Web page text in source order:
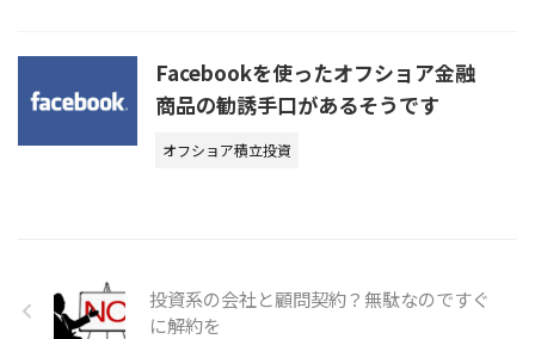
Facebookを使ったオフショア金融
商品の勧誘手口があるそうです
オフショア積立投資
投資系の会社と顧問契約？無駄なのですぐ
に解約を